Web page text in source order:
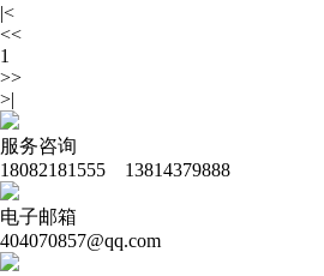
|<
<<
1
>>
>|
服务咨询
18082181555 13814379888
电子邮箱
404070857@qq.com